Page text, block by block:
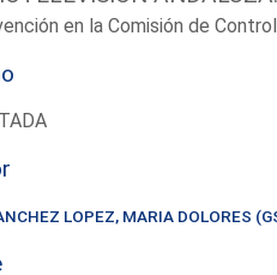
en la Comisión de
LOPEZ, MARIA DOLORES